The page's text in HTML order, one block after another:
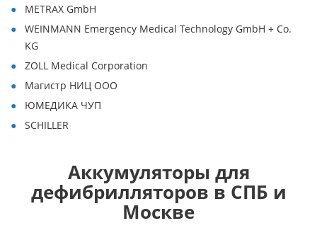
METRAX GmbH
WEINMANN Emergency Medical Technology GmbH + Co.
KG
ZOLL Medical Corporation
Магистр НИЦ ООО
ЮМЕДИКА ЧУП
SCHILLER
Аккумуляторы для
дефибрилляторов в СПБ и
Москве